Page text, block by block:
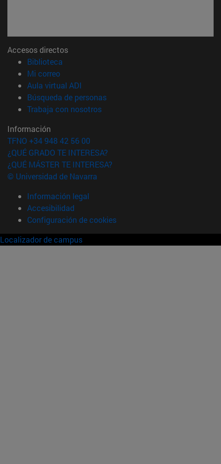
Accesos directos
Biblioteca
Mi correo(abre en nueva ventana)
Aula virtual ADI
Búsqueda de personas(abre en nueva ventana)
Trabaja con nosotros(abre en nueva ventana)
Información
TFNO +34 948 42 56 00
¿QUÉ GRADO TE INTERESA?
¿QUÉ MÁSTER TE INTERESA?
© Universidad de Navarra
Información legal
Accesibilidad
Configuración de cookies
Localizador de campus